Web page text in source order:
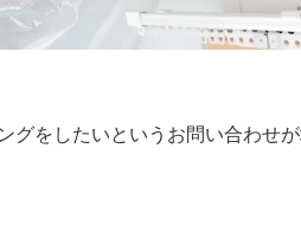
をしたいというお問い合わせが